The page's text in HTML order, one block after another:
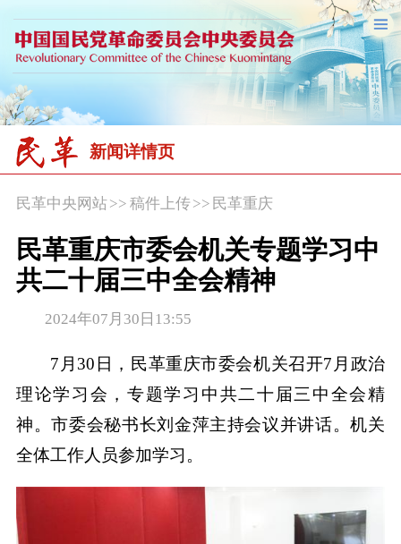
新闻详情页
民革中央网站>> 稿件上传 >> 民革重庆
民革重庆市委会机关专题学习中
共二十届三中全会精神
2024年07月30日13:55
7月30日，民革重庆市委会机关召开7月政治
理论学习会，专题学习中共二十届三中全会精
神。市委会秘书长刘金萍主持会议并讲话。机关
全体工作人员参加学习。